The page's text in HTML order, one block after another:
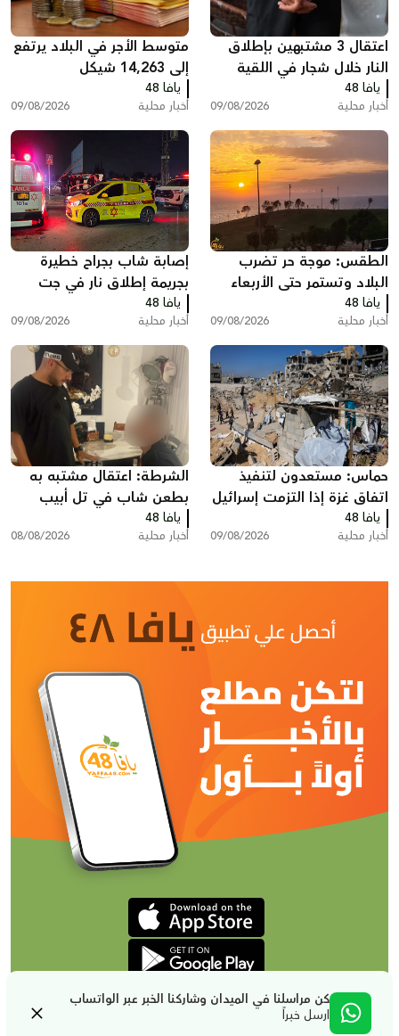
كن مراسلنا في الميدان وشاركنا الخبر عبر الواتساب
ارسل خبراً
اعتقال 3 مشتبهين بإطلاق
النار خلال شجار في اللقية
يافا 48
أخبار محلية 09/08/2026
متوسط الأجر في البلاد يرتفع
إلى 14,263 شيكل
يافا 48
أخبار محلية 09/08/2026
الطقس: موجة حر تضرب
البلاد وتستمر حتى الأربعاء
يافا 48
أخبار محلية 09/08/2026
إصابة شاب بجراح خطيرة
بجريمة إطلاق نار في جت
يافا 48
أخبار محلية 09/08/2026
حماس: مستعدون لتنفيذ
اتفاق غزة إذا التزمت إسرائيل
يافا 48
أخبار محلية 09/08/2026
الشرطة: اعتقال مشتبه به
بطعن شاب في تل أبيب
يافا 48
أخبار محلية 08/08/2026